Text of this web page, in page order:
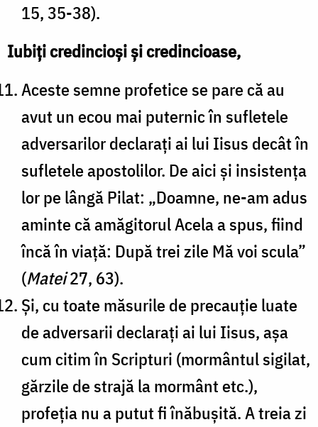
15, 35-38).
Iubiți credincioși și credincioase,
Aceste semne profetice se pare că au
avut un ecou mai puternic în sufletele
adversarilor declarați ai lui Iisus decât în
sufletele apostolilor. De aici și insistența
lor pe lângă Pilat: „Doamne, ne-am adus
aminte că amăgitorul Acela a spus, fiind
încă în viață: După trei zile Mă voi scula”
(Matei27, 63).
Și, cu toate măsurile de precauție luate
de adversarii declarați ai lui Iisus, așa
cum citim în Scripturi (mormântul sigilat,
gărzile de strajă la mormânt etc.),
profeția nu a putut fi înăbușită. A treia zi